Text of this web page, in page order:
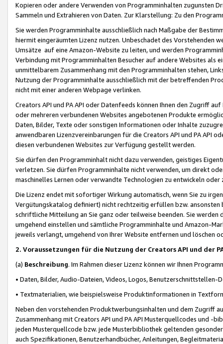
Kopieren oder andere Verwenden von Programminhalten zugunsten
Sammeln und Extrahieren von Daten. Zur Klarstellung: Zu den
Sie werden Programminhalte ausschließlich nach Maßgabe der
hiermit eingeräumten Lizenz nutzen. Unbeschadet des Vorstehenden
Umsätze auf eine Amazon-Website zu leiten, und werden
Verbindung mit Programminhalten Besucher auf andere Websites als
unmittelbarem Zusammenhang mit den Programminhalten stehen,
Nutzung der Programminhalte ausschließlich mit der betreffenden
nicht mit einer anderen Webpage verlinken.
Creators API und PA API oder Datenfeeds können Ihnen den Zugriff
oder mehreren verbundenen Websites angebotenen Produkte
Daten, Bilder, Texte oder sonstigen Informationen oder Inhalte
anwendbaren Lizenzvereinbarungen für die Creators API und PA API
diesen verbundenen Websites zur Verfügung gestellt werden.
Sie dürfen den Programminhalt nicht dazu verwenden, geistiges
verletzen. Sie dürfen Programminhalte nicht verwenden, um direkt
maschinelles Lernen oder verwandte Technologien zu entwickeln
Die Lizenz endet mit sofortiger Wirkung automatisch, wenn Sie zu
Vergütungskatalog definiert) nicht rechtzeitig erfüllen bzw. ansonsten
schriftliche Mitteilung an Sie ganz oder teilweise beenden. Sie werden
umgehend einstellen und sämtliche Programminhalte und Amazon-
jeweils verlangt, umgehend von Ihrer Website entfernen und löschen
2. Voraussetzungen für die Nutzung der Creators API und der
(a) Beschreibung. Im Rahmen dieser Lizenz können wir Ihnen
• Daten, Bilder, Audio-Dateien, Videos, Logos, Benutzerschnittstellen-
• Textmaterialien, wie beispielsweise Produktinformationen in
Neben den vorstehenden Produktwerbungsinhalten und dem Zugriff
Zusammenhang mit Creators API und PA API Musterquellcodes und
jeden Musterquellcode bzw. jede Musterbibliothek geltenden
auch Spezifikationen, Benutzerhandbücher, Anleitungen,